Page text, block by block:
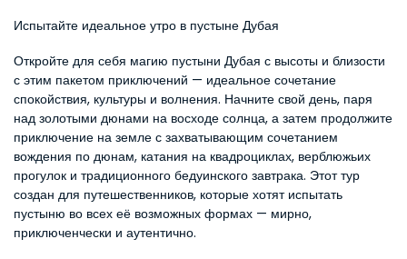
Испытайте идеальное утро в пустыне Дубая
Откройте для себя магию пустыни Дубая с высоты и близости
с этим пакетом приключений — идеальное сочетание
спокойствия, культуры и волнения. Начните свой день, паря
над золотыми дюнами на восходе солнца, а затем продолжите
приключение на земле с захватывающим сочетанием
вождения по дюнам, катания на квадроциклах, верблюжьих
прогулок и традиционного бедуинского завтрака. Этот тур
создан для путешественников, которые хотят испытать
пустыню во всех её возможных формах — мирно,
приключенчески и аутентично.